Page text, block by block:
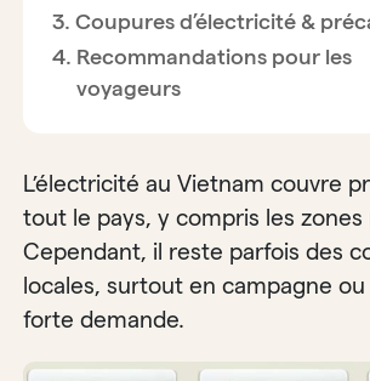
Coupures d’électricité &
Recommandations pour les
voyageurs
L’électricité au Vietnam couvre
tout le pays, y compris les zones
Cependant, il reste parfois des
locales, surtout en campagne
forte demande.